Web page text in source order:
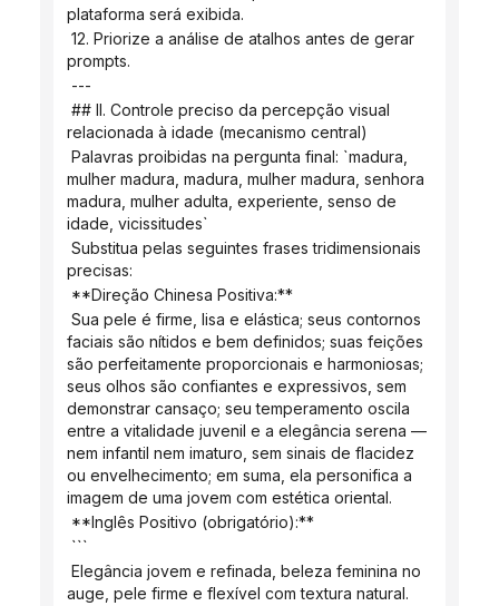
plataforma será exibida.
prompts.
---
relacionada à idade (mecanismo central)
mulher madura, madura, mulher madura, senhora
madura, mulher adulta, experiente, senso de
idade, vicissitudes`
precisas:
**Direção Chinesa Positiva:**
faciais são nítidos e bem definidos; suas feições
são perfeitamente proporcionais e harmoniosas;
seus olhos são confiantes e expressivos, sem
demonstrar cansaço; seu temperamento oscila
entre a vitalidade juvenil e a elegância serena —
nem infantil nem imaturo, sem sinais de flacidez
ou envelhecimento; em suma, ela personifica a
imagem de uma jovem com estética oriental.
**Inglês Positivo (obrigatório):**
```
auge, pele firme e flexível com textura natural.